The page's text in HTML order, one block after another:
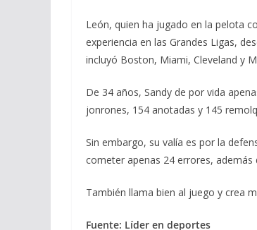
León, quien ha jugado en la pelota
experiencia en las Grandes Ligas,
incluyó Boston, Miami, Cleveland y
De 34 años, Sandy de por vida
jonrones, 154 anotadas y 145
Sin embargo, su valía es por la
cometer apenas 24 errores,
También llama bien al juego y crea
Fuente: Líder en deportes